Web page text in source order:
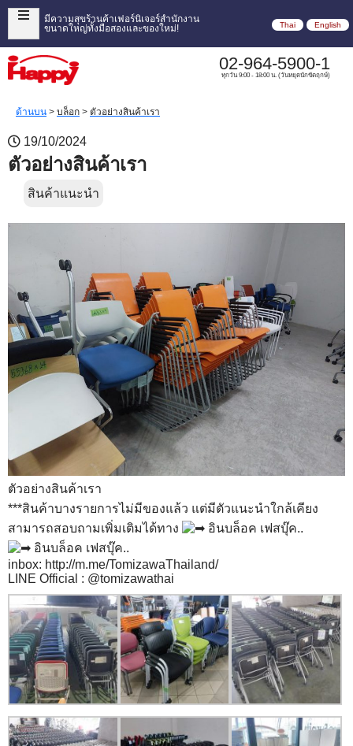
มีความสุขร้านค้าเฟอร์นิเจอร์สำนักงาน
ขนาดใหญ่ทั้งมือสองและของใหม่!
Thai English
02-964-5900-1
ทุกวัน 9:00 - 18:00 น. (วันหยุดนักขัตฤกษ์)
ด้านบน > บล็อก > ตัวอย่างสินค้าเรา
19/10/2024
ตัวอย่างสินค้าเรา
สินค้าแนะนำ
ตัวอย่างสินค้าเรา
***สินค้าบางรายการไม่มีของแล้ว แต่มีตัวแนะนำใกล้เคียง
สามารถสอบถามเพิ่มเติมได้ทาง
อินบล็อค เฟสบุ๊ค..
อินบล็อค เฟสบุ๊ค..
inbox: http://m.me/TomizawaThailand/
LINE Official : @tomizawathai